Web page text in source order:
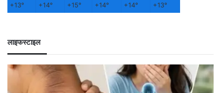
+13° +14° +15° +14° +14° +13°
लाइफस्टाइल